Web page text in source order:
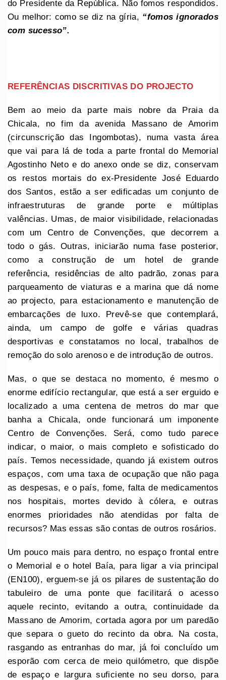
do Presidente da República. Não fomos respondidos.
Ou melhor: como se diz na gíria, “fomos ignorados
com sucesso”.
REFERÊNCIAS DISCRITIVAS DO PROJECTO
Bem ao meio da parte mais nobre da Praia da
Chicala, no fim da avenida Massano de Amorim
(circunscrição das Ingombotas), numa vasta área
que vai para lá de toda a parte frontal do Memorial
Agostinho Neto e do anexo onde se diz, conservam
os restos mortais do ex-Presidente José Eduardo
dos Santos, estão a ser edificadas um conjunto de
infraestruturas de grande porte e múltiplas
valências. Umas, de maior visibilidade, relacionadas
com um Centro de Convenções, que decorrem a
todo o gás. Outras, iniciarão numa fase posterior,
como a construção de um hotel de grande
referência, residências de alto padrão, zonas para
parqueamento de viaturas e a marina que dá nome
ao projecto, para estacionamento e manutenção de
embarcações de luxo. Prevê-se que contemplará,
ainda, um campo de golfe e várias quadras
desportivas e constatamos no local, trabalhos de
remoção do solo arenoso e de introdução de outros.
Mas, o que se destaca no momento, é mesmo o
enorme edifício rectangular, que está a ser erguido e
localizado a uma centena de metros do mar que
banha a Chicala, onde funcionará um imponente
Centro de Convenções. Será, como tudo parece
indicar, o maior, o mais completo e sofisticado do
país. Temos necessidade, quando já existem outros
espaços, com uma taxa de ocupação que não paga
as despesas, e o país, fome, falta de medicamentos
nos hospitais, mortes devido à cólera, e outras
enormes prioridades não atendidas por falta de
recursos? Mas essas são contas de outros rosários.
Um pouco mais para dentro, no espaço frontal entre
o Memorial e o hotel Baía, para ligar a via principal
(EN100), erguem-se já os pilares de sustentação do
tabuleiro de uma ponte que facilitará o acesso
aquele recinto, evitando a outra, continuidade da
Massano de Amorim, cortada agora por um paredão
que separa o gueto do recinto da obra. Na costa,
rasgando as entranhas do mar, já foi concluído um
esporão com cerca de meio quilómetro, que dispõe
de espaço e largura suficiente no seu dorso, para